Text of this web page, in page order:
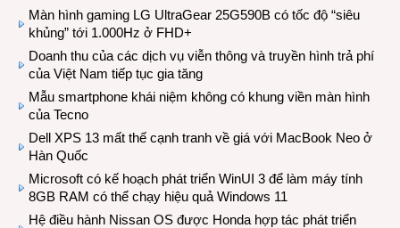
Màn hình gaming LG UltraGear 25G590B có tốc độ “siêu
khủng” tới 1.000Hz ở FHD+
Doanh thu của các dịch vụ viễn thông và truyền hình trả phí
của Việt Nam tiếp tục gia tăng
Mẫu smartphone khái niệm không có khung viền màn hình
của Tecno
Dell XPS 13 mất thế cạnh tranh về giá với MacBook Neo ở
Hàn Quốc
Microsoft có kế hoạch phát triển WinUI 3 để làm máy tính
8GB RAM có thể chạy hiệu quả Windows 11
Hệ điều hành Nissan OS được Honda hợp tác phát triển